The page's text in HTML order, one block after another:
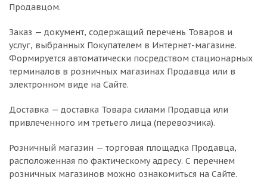
Продавцом.
Заказ — документ, содержащий перечень Товаров и
услуг, выбранных Покупателем в Интернет-магазине.
Формируется автоматически посредством стационарных
терминалов в розничных магазинах Продавца или в
электронном виде на Сайте.
Доставка — доставка Товара силами Продавца или
привлеченного им третьего лица (перевозчика).
Розничный магазин — торговая площадка Продавца,
расположенная по фактическому адресу. С перечнем
розничных магазинов можно ознакомиться на Сайте.